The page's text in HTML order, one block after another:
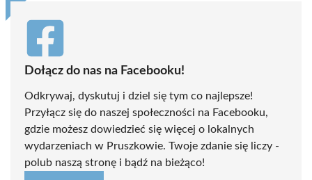
Dołącz do nas na Facebooku!
Odkrywaj, dyskutuj i dziel się tym co najlepsze!
Przyłącz się do naszej społeczności na Facebooku,
gdzie możesz dowiedzieć się więcej o lokalnych
wydarzeniach w Pruszkowie. Twoje zdanie się liczy -
polub naszą stronę i bądź na bieżąco!